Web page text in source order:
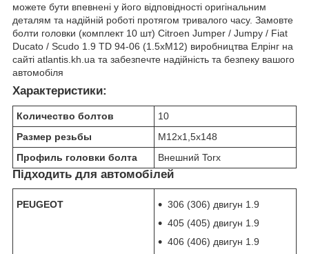
можете бути впевнені у його відповідності оригінальним
деталям та надійній роботі протягом тривалого часу. Замовте
болти головки (комплект 10 шт) Citroen Jumper / Jumpy / Fiat
Ducato / Scudo 1.9 TD 94-06 (1.5xM12) виробництва Елрінг на
сайті atlantis.kh.ua та забезпечте надійність та безпеку вашого
автомобіля
Характеристики:
Количество болтов
10
Размер резьбы
M12x1,5x148
Профиль головки болта
Внешний Torx
Підходить для автомобілей
PEUGEOT
306 (306) двигун 1.9
405 (405) двигун 1.9
406 (406) двигун 1.9